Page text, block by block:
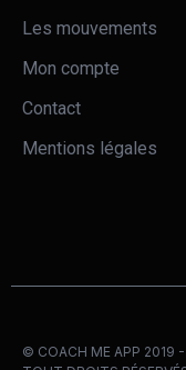
Les mouvements
Mon compte
Contact
Mentions légales
© COACH ME APP 2019